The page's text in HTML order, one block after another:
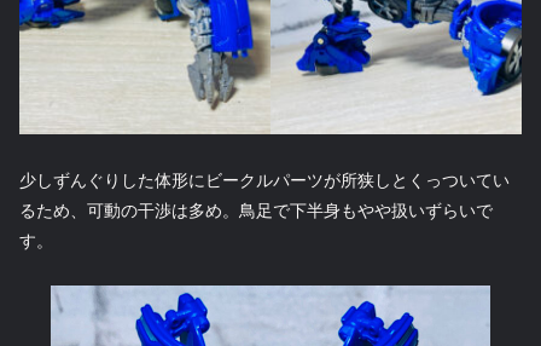
少しずんぐりした体形にビークルパーツが所狭しとくっついてい
るため、可動の干渉は多め。鳥足で下半身もやや扱いずらいで
す。